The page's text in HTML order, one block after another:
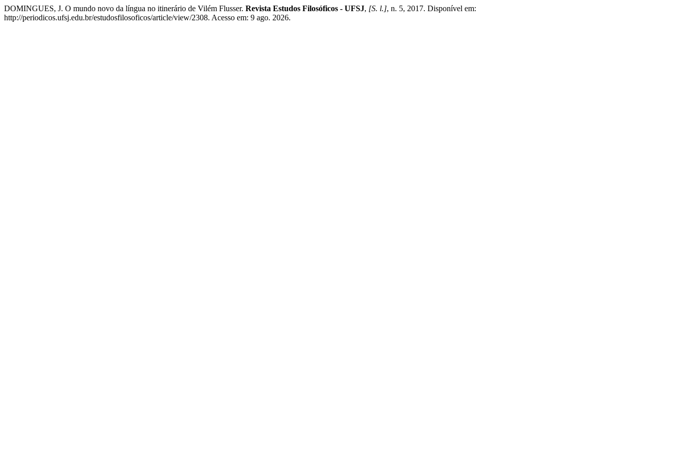
DOMINGUES, J. O mundo novo da língua no itinerário de Vilém Flusser. Revista Estudos Filosóficos - UFSJ, [S. l.], n. 5, 2017. Disponível em:
http://periodicos.ufsj.edu.br/estudosfilosoficos/article/view/2308. Acesso em: 9 ago. 2026.